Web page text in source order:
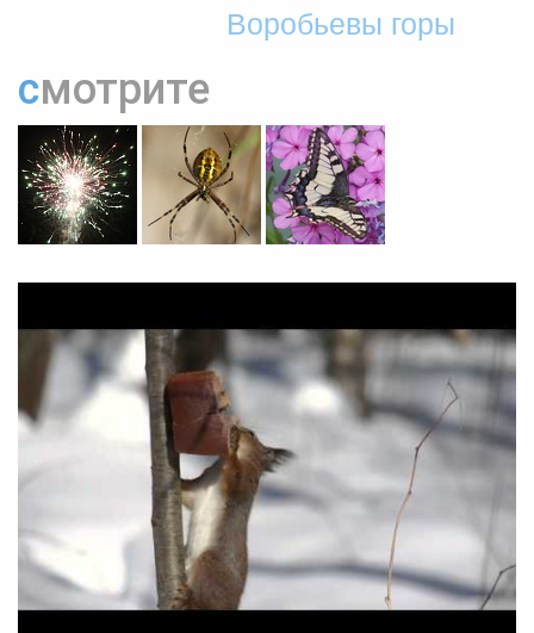
Воробьевы горы
смотрите